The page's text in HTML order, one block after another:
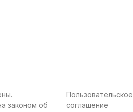
законом об
Пользовательское
соглашение